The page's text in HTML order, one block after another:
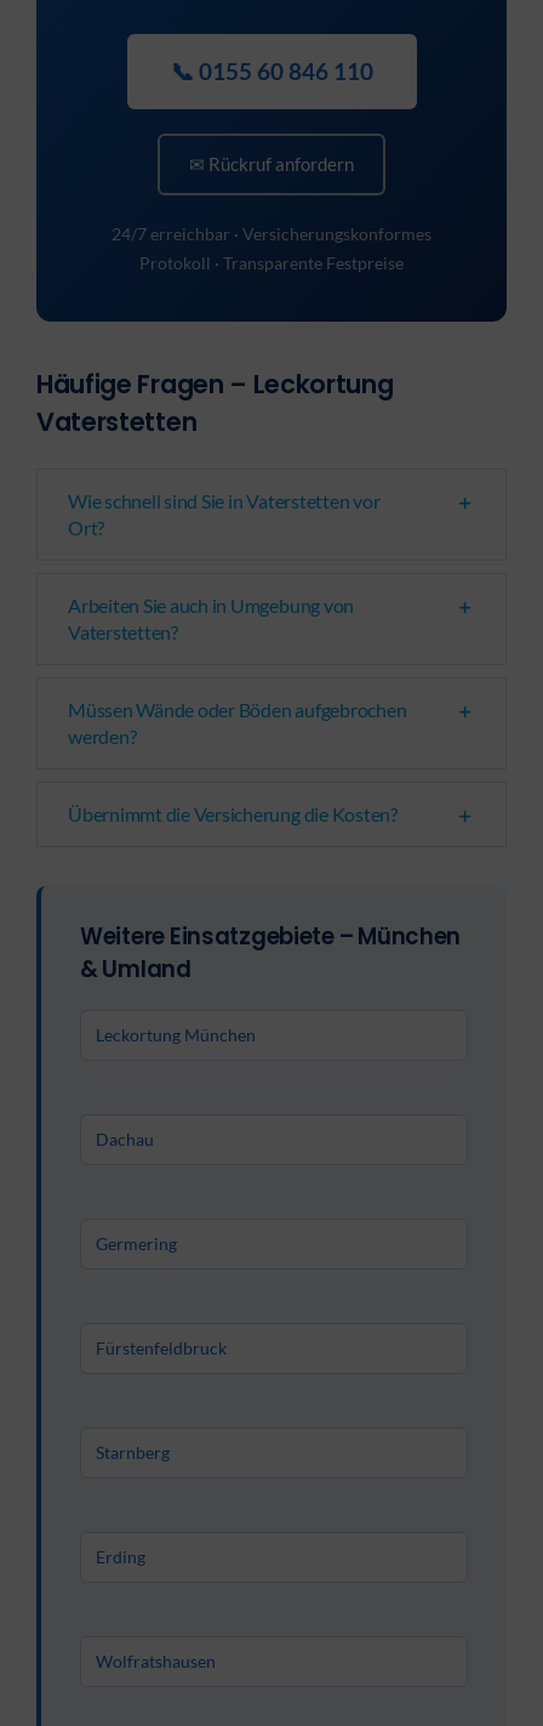
📞 0155 60 846 110
✉ Rückruf anfordern
24/7 erreichbar · Versicherungskonformes
Protokoll · Transparente Festpreise
Häufige Fragen – Leckortung
Vaterstetten
Wie schnell sind Sie in Vaterstetten vor
Ort?
Arbeiten Sie auch in Umgebung von
Vaterstetten?
Müssen Wände oder Böden aufgebrochen
werden?
Übernimmt die Versicherung die Kosten?
Weitere Einsatzgebiete – München
& Umland
Leckortung München
Dachau
Germering
Fürstenfeldbruck
Starnberg
Erding
Wolfratshausen